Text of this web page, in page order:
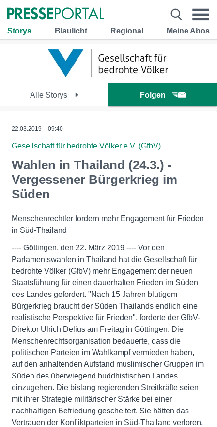
Storys Blaulicht Regional Meine Abos
Alle Storys Folgen
22.03.2019 – 09:40
Gesellschaft für bedrohte Völker e.V. (GfbV)
Wahlen in Thailand (24.3.) -
Vergessener Bürgerkrieg im
Süden
Menschenrechtler fordern mehr Engagement für Frieden
in Süd-Thailand
---- Göttingen, den 22. März 2019 ---- Vor den
Parlamentswahlen in Thailand hat die Gesellschaft für
bedrohte Völker (GfbV) mehr Engagement der neuen
Staatsführung für einen dauerhaften Frieden im Süden
des Landes gefordert. "Nach 15 Jahren blutigem
Bürgerkrieg braucht der Süden Thailands endlich eine
realistische Perspektive für Frieden", forderte der GfbV-
Direktor Ulrich Delius am Freitag in Göttingen. Die
Menschenrechtsorganisation bedauerte, dass die
politischen Parteien im Wahlkampf vermieden haben,
auf den anhaltenden Aufstand muslimischer Gruppen im
Süden des überwiegend buddhistischen Landes
einzugehen. Die bislang regierenden Streitkräfte seien
mit ihrer Strategie militärischer Stärke bei einer
nachhaltigen Befriedung gescheitert. Sie hätten das
Vertrauen der Konfliktparteien in Süd-Thailand verloren,